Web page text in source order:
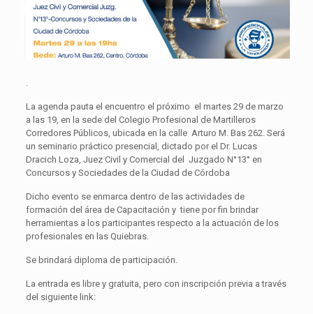
La agenda pauta el encuentro el próximo el martes 29 de marzo
a las 19, en la sede del Colegio Profesional de Martilleros
Corredores Públicos, ubicada en la calle Arturo M. Bas 262. Será
un seminario práctico presencial, dictado por el Dr. Lucas
Dracich Loza, Juez Civil y Comercial del Juzgado N°13° en
Concursos y Sociedades de la Ciudad de Córdoba
Dicho evento se enmarca dentro de las actividades de
formación del área de Capacitación y tiene por fin brindar
herramientas a los participantes respecto a la actuación de los
profesionales en las Quiebras.
Se brindará diploma de participación.
La entrada es libre y gratuita, pero con inscripción previa a través
del siguiente link: